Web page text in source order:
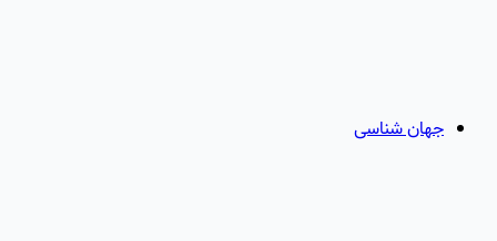
جهان شناسی